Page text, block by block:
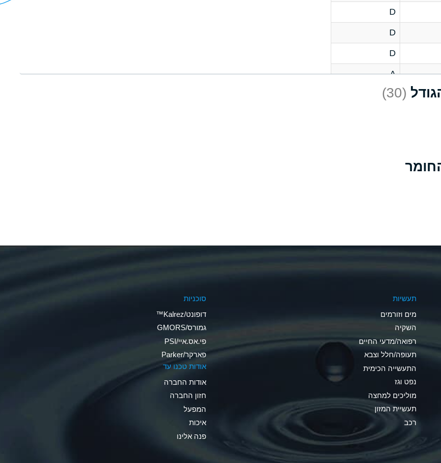
D
D
D
A
D
B
D
A
D
A
(30)
תעשיות
מים וזורמים
השקיה
רפואה/מדעי החיים
תעופה/חלל וצבא
התעשייה הכימית
נפט וגז
מוליכים למחצה
תעשיית המזון
רכב
סוכניות
דופונט/Kalrez™
גמורס/GMORS
פי.אס.איי/PSI
פארקר/Parker
אודות טכנו עד
אודות החברה
חזון החברה
המפעל
איכות
פנה אלינו